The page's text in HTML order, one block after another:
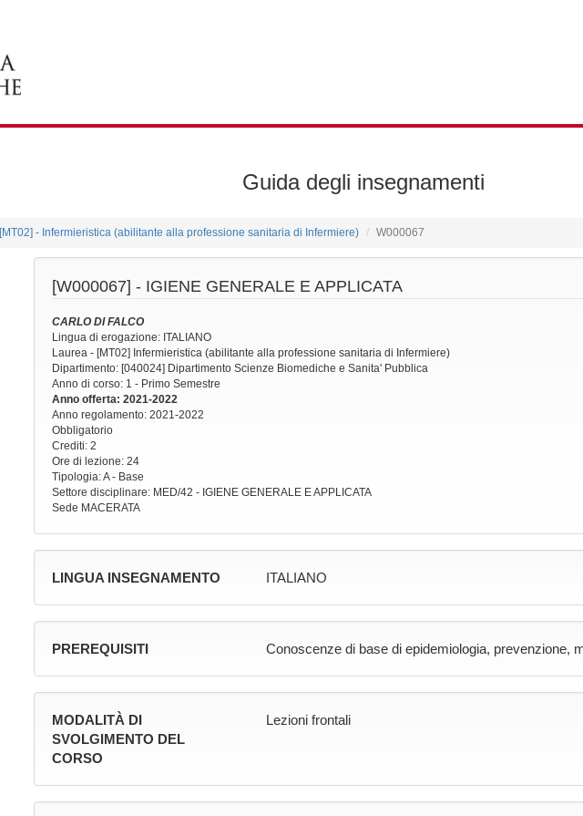
Guida degli insegnamenti
[MT02] - Infermieristica (abilitante alla professione sanitaria di Infermiere) W000067
[W000067] - IGIENE GENERALE E APPLICATA
CARLO DI FALCO
Lingua di erogazione: ITALIANO
Laurea - [MT02] Infermieristica (abilitante alla professione sanitaria di Infermiere)
Dipartimento: [040024] Dipartimento Scienze Biomediche e Sanita' Pubblica
Anno di corso: 1 - Primo Semestre
Anno offerta: 2021-2022
Anno regolamento: 2021-2022
Obbligatorio
Crediti: 2
Ore di lezione: 24
Tipologia: A - Base
Settore disciplinare: MED/42 - IGIENE GENERALE E APPLICATA
Sede MACERATA
LINGUA INSEGNAMENTO ITALIANO
PREREQUISITI Conoscenze di base di epidemiologia, prevenzione,
MODALITÀ DI
SVOLGIMENTO DEL
CORSO
Lezioni frontali